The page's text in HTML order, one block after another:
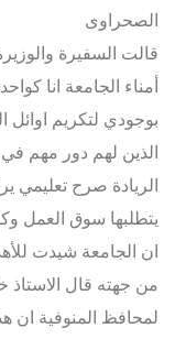
الصحراوى
قالت السفيرة
أمناء الجامعة انا
بوجودي لتكريم اوائل
الذين لهم دور مهم
الريادة صرح تعليمي
يتطلبها سوق العمل
ان الجامعة شيدت
من جهته قال الاستاذ
لمحافظ المنوفية ان